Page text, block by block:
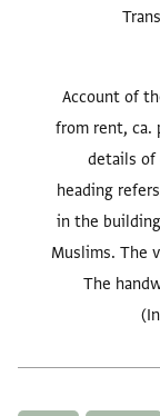
Account of
from rent, ca.
details
heading
in the
Muslims. The
The